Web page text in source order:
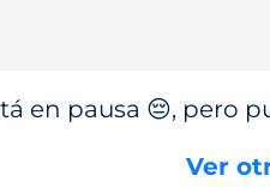
en pausa 😔, pero
Ver